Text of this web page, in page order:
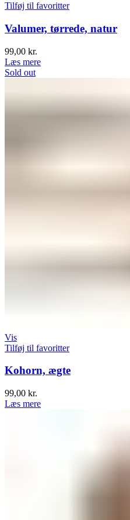
Tilføj til favoritter
Valumer, tørrede, natur
99,00 kr.
Læs mere
Sold out
Vis
Tilføj til favoritter
Kohorn, ægte
99,00 kr.
Læs mere